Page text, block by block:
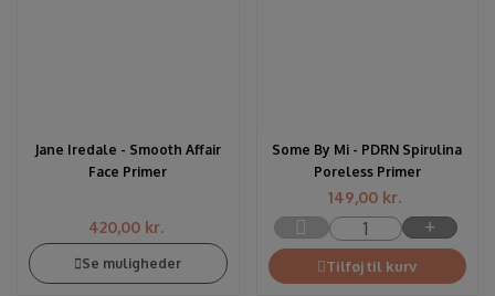
Jane Iredale - Smooth Affair
Face Primer
420,00 kr.
Se muligheder
Some By Mi - PDRN Spirulina
Poreless Primer
149,00 kr.
Tilføj til kurv